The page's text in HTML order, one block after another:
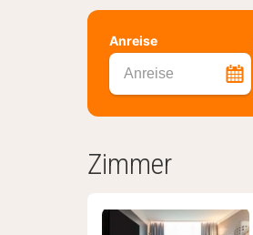
Anreise
Anreise
Zimmer